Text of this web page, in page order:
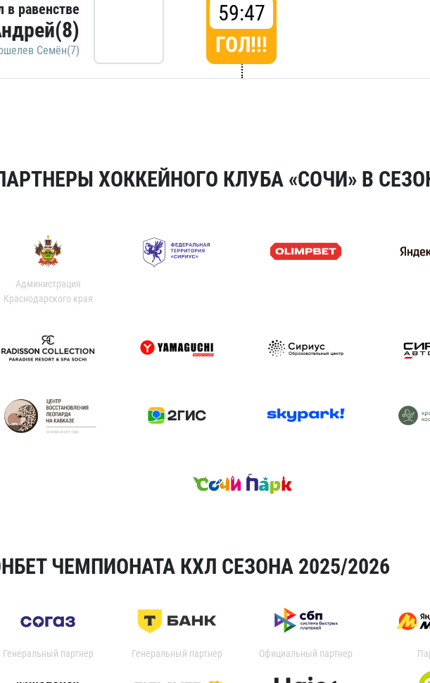
в равенстве
Семён(7)
59:47
ГОЛ!!!
ХОККЕЙНОГО КЛУБА «СОЧИ» В
Администрация
Краснодарского края
ЧЕМПИОНАТА КХЛ СЕЗОНА 2025/2026
Генеральный партнер Генеральный партнер Официальный партнер